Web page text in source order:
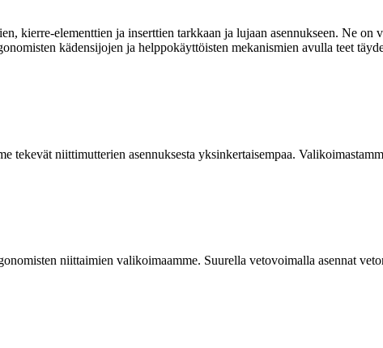
kierre-elementtien ja inserttien tarkkaan ja lujaan asennukseen. Ne on
kädensijojen ja helppokäyttöisten mekanismien avulla teet
tekevät niittimutterien asennuksesta yksinkertaisempaa.
niittaimien valikoimaamme. Suurella vetovoimalla asennat